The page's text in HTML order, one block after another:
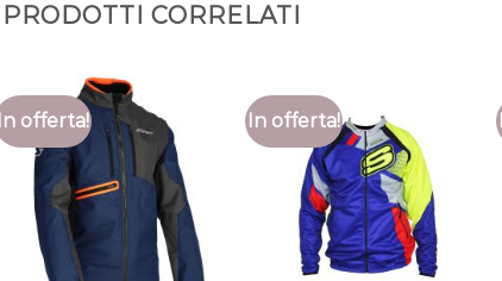
PRODOTTI CORRELATI
In offerta! In offerta!